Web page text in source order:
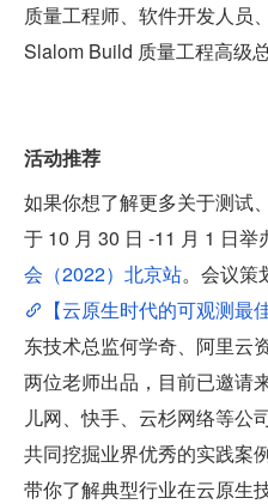
质量工程师、软件开发人
Slalom Build 质量工程高级总
活动推荐
如果你想了解更多关于测试
于 10 月 30 日 -11 月 1 日举
会（2022）北京站。会议策
【云原生时代的可观测最
东技术总监何学奇、阿里云
两位老师出品，目前已邀请
儿网、快手、云杉网络等公
共同挖掘业界优秀的实践案
带你了解典型行业在云原生